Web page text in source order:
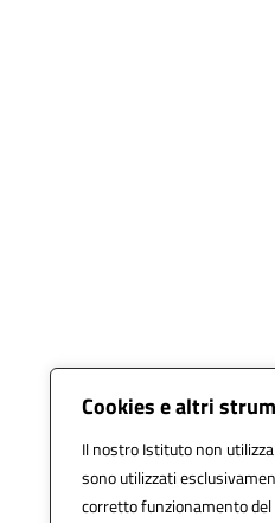
Cookies e altri
Il nostro Istituto non
sono utilizzati
corretto funzionamento